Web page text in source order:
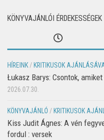
KÖNYVAJÁNLÓI ÉRDEKESSÉGEK
HÍREINK / KRITIKUSOK
Łukasz Barys: Csontok,
2026.07.30.
KÖNYVAJÁNLÓ / KRITIKUSOK
Kiss Judit Ágnes: A vén
fordul : versek